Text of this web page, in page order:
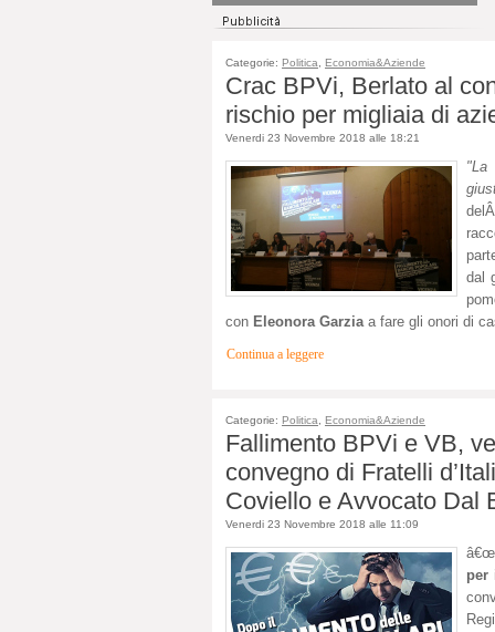
Categorie: Politica Economia&Aziende
Crac BPVi, Berlato al
rischio per migliaia di
Venerdi 23 Novembre 2018 alle 18:21
"La
dal
con Eleonora Garziaa fare gli onori di
Continua a leggere
Categorie: Politica Economia&Aziende
Fallimento BPVi e VB,
convegno di Fratelli
Coviello e Avvocato Dal
Venerdi 23 Novembre 2018 alle 11:09
â€œ
per